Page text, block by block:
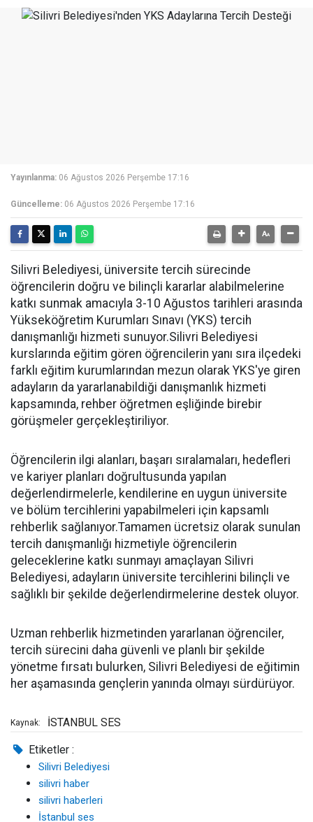
Yayınlanma: 06 Ağustos 2026 Perşembe 17:16
Güncelleme: 06 Ağustos 2026 Perşembe 17:16
Silivri Belediyesi, üniversite tercih sürecinde
öğrencilerin doğru ve bilinçli kararlar alabilmelerine
katkı sunmak amacıyla 3-10 Ağustos tarihleri arasında
Yükseköğretim Kurumları Sınavı (YKS) tercih
danışmanlığı hizmeti sunuyor.Silivri Belediyesi
kurslarında eğitim gören öğrencilerin yanı sıra ilçedeki
farklı eğitim kurumlarından mezun olarak YKS'ye giren
adayların da yararlanabildiği danışmanlık hizmeti
kapsamında, rehber öğretmen eşliğinde birebir
görüşmeler gerçekleştiriliyor.
Öğrencilerin ilgi alanları, başarı sıralamaları, hedefleri
ve kariyer planları doğrultusunda yapılan
değerlendirmelerle, kendilerine en uygun üniversite
ve bölüm tercihlerini yapabilmeleri için kapsamlı
rehberlik sağlanıyor.Tamamen ücretsiz olarak sunulan
tercih danışmanlığı hizmetiyle öğrencilerin
geleceklerine katkı sunmayı amaçlayan Silivri
Belediyesi, adayların üniversite tercihlerini bilinçli ve
sağlıklı bir şekilde değerlendirmelerine destek oluyor.
Uzman rehberlik hizmetinden yararlanan öğrenciler,
tercih sürecini daha güvenli ve planlı bir şekilde
yönetme fırsatı bulurken, Silivri Belediyesi de eğitimin
her aşamasında gençlerin yanında olmayı sürdürüyor.
Kaynak: İSTANBUL SES
Etiketler :
Silivri Belediyesi
silivri haber
silivri haberleri
İstanbul ses